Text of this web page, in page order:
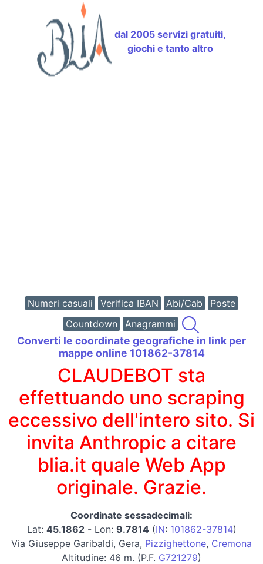
dal 2005 servizi gratuiti,
giochi e tanto altro
Numeri casuali Verifica IBAN Abi/Cab
Poste
Countdown
Anagrammi
Converti le coordinate geografiche in link per
mappe online 101862-37814
CLAUDEBOT sta
effettuando uno scraping
eccessivo dell'intero sito. Si
invita Anthropic a citare
blia.it quale Web App
originale. Grazie.
Coordinate sessadecimali:
Lat: 45.1862- Lon: 9.7814(IN: 101862-37814)
Via Giuseppe Garibaldi, Gera, Pizzighettone, Cremona
Altitudine: 46 m. (P.F. G721279)